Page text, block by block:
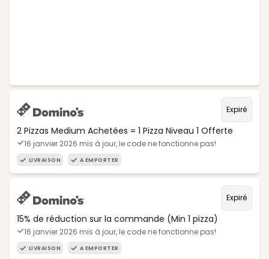
Expiré
2 Pizzas Medium Achetées = 1 Pizza Niveau 1 Offerte
16 janvier 2026 mis à jour, le code ne fonctionne pas!
LIVRAISON A EMPORTER
Expiré
15% de réduction sur la commande (Min 1 pizza)
16 janvier 2026 mis à jour, le code ne fonctionne pas!
LIVRAISON A EMPORTER